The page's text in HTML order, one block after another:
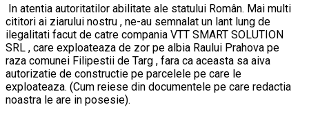
In atentia autoritatilor abilitate ale statului Român. Mai multi
cititori ai ziarului nostru , ne-au semnalat un lant lung de
ilegalitati facut de catre compania VTT SMART SOLUTION
SRL , care exploateaza de zor pe albia Raului Prahova pe
raza comunei Filipestii de Targ , fara ca aceasta sa aiva
autorizatie de constructie pe parcelele pe care le
exploateaza. (Cum reiese din documentele pe care redactia
noastra le are in posesie).